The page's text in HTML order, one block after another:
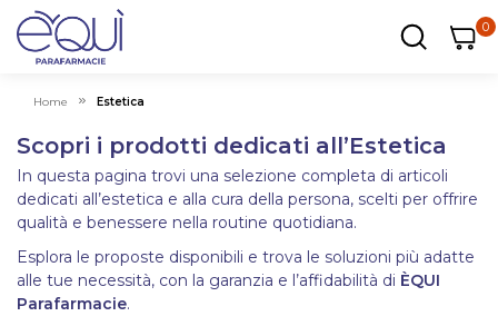
00
Home Estetica
Scopri i prodotti dedicati all’Estetica
In questa pagina trovi una selezione completa di articoli
dedicati all’estetica e alla cura della persona, scelti per offrire
qualità e benessere nella routine quotidiana.
Esplora le proposte disponibili e trova le soluzioni più adatte
alle tue necessità, con la garanzia e l’affidabilità di ÈQUI
Parafarmacie.